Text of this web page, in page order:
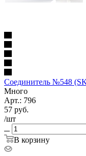
Соединитель №548
Много
Арт.: 796
57 руб.
/шт
В корзину